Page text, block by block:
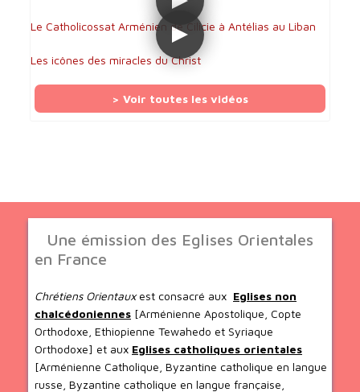
Le Catholicossat Arménien de Cilicie à Antélias au Liban
Les icônes des miracles du Christ
> Voir toutes les vidéos
Une émission des Eglises Orientales
en France
Chrétiens Orientauxest consacré aux Eglises non
chalcédoniennes [Arménienne Apostolique, Copte
Orthodoxe, Ethiopienne Tewahedo et Syriaque
Orthodoxe] et aux Eglises catholiques orientales
[Arménienne Catholique, Byzantine catholique en langue
russe, Byzantine catholique en langue française,